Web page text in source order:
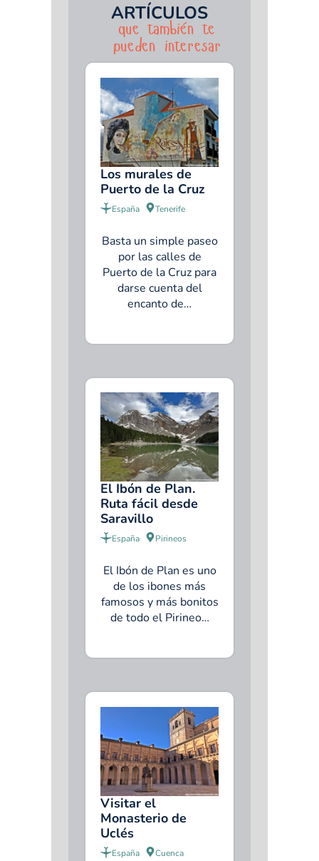
ARTÍCULOS
que también te
pueden interesar
Los murales de
Puerto de la Cruz
España Tenerife
Basta un simple paseo
por las calles de
Puerto de la Cruz para
darse cuenta del
encanto de…
El Ibón de Plan.
Ruta fácil desde
Saravillo
España Pirineos
El Ibón de Plan es uno
de los ibones más
famosos y más bonitos
de todo el Pirineo…
Visitar el
Monasterio de
Uclés
España Cuenca